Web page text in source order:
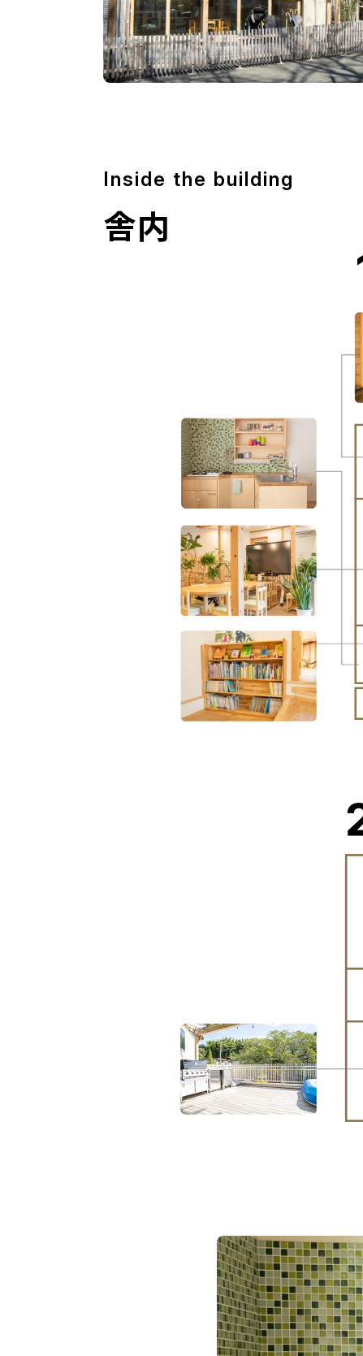
Inside the building
舎内